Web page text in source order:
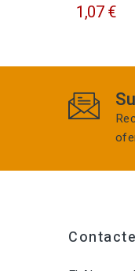
1,07 €